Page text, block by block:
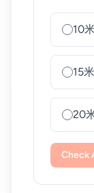
10米
15米
20
Check